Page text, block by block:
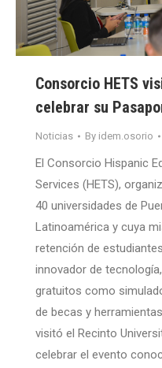
Consorcio HETS
celebrar su
Noticias By idem.osorio
El Consorcio Hispanic
Services (HETS),
40 universidades de
Latinoamérica y cuya
retención de
innovador de
gratuitos como
de becas y
visitó el Recinto
celebrar el evento